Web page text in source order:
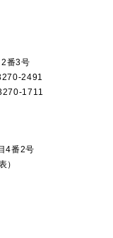
番3号
2491
1711
4番2号
）